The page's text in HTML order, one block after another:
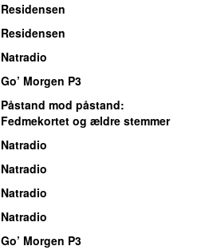
Residensen
Residensen
Natradio
Go’ Morgen P3
Påstand mod påstand:
Fedmekortet og ældre stemmer
Natradio
Natradio
Natradio
Natradio
Go’ Morgen P3